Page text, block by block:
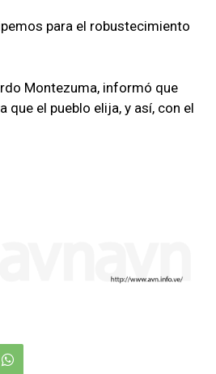
para el robustecimiento
Montezuma, informó que
el pueblo elija, y así, con el